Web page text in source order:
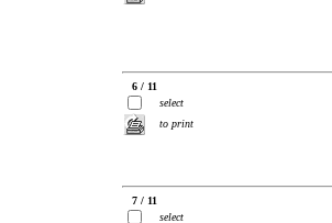
6 / 11
select
to print
7 / 11
select